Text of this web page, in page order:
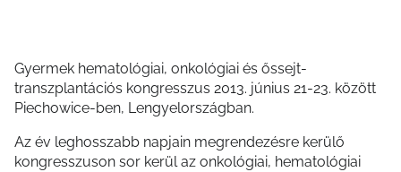
Gyermek hematológiai, onkológiai és őssejt-
transzplantációs kongresszus 2013. június 21-23. között
Piechowice-ben, Lengyelországban.
Az év leghosszabb napjain megrendezésre kerülő
kongresszuson sor kerül az onkológiai, hematológiai